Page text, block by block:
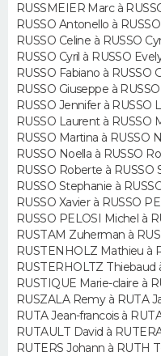
Bricolage
Lifestyle
Culture
Sport
Auto
Television
Voyage
Cinema
RUSSMEIER Marc à
RUSSO Antonello à
RUSSO Celine à RUSSO
RUSSO Cyril à RUSSO
RUSSO Fabiano à RUSSO
RUSSO Giuseppe à
RUSSO Jennifer à RUSSO
RUSSO Laurent à RUSSO
RUSSO Martina à RUSSO
RUSSO Noella à RUSSO
RUSSO Roberte à RUSSO
RUSSO Stephanie à
RUSSO Xavier à RUSSO
RUSSO PELOSI Michel à
RUSTAM Zuherman à
RUSTENHOLZ Mathieu à
RUSTERHOLTZ Thiebaud
RUSTIQUE Marie-claire à
RUSZALA Remy à RUTA
RUTA Jean-francois à
RUTAULT David à
RUTERS Johann à RUTH